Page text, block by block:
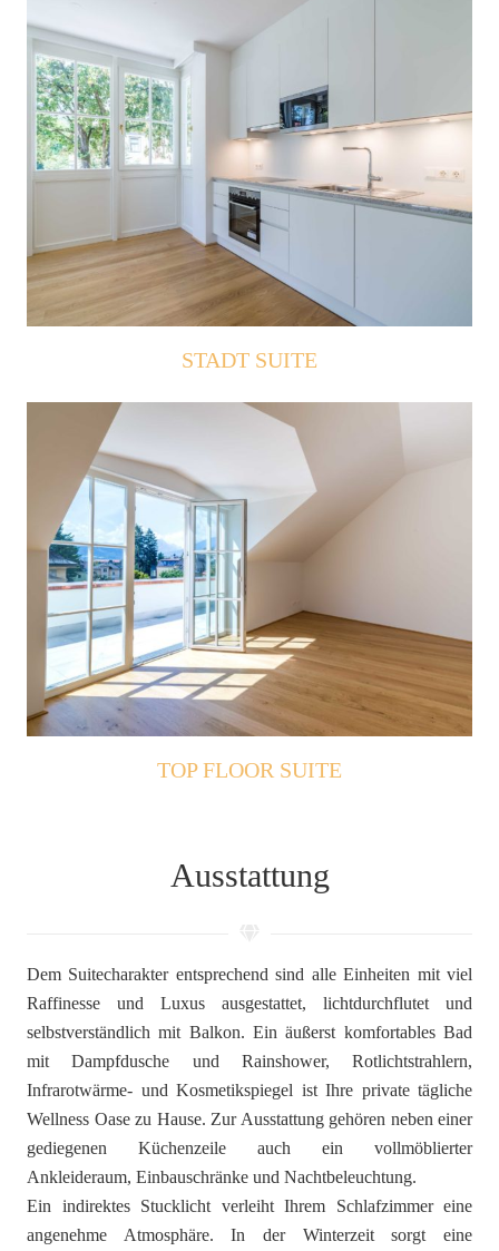
STADT SUITE
TOP FLOOR SUITE
Ausstattung
Dem Suitecharakter entsprechend sind alle Einheiten mit viel
Raffinesse und Luxus ausgestattet, lichtdurchflutet und
selbstverständlich mit Balkon. Ein äußerst komfortables Bad
mit Dampfdusche und Rainshower, Rotlichtstrahlern,
Infrarotwärme- und Kosmetikspiegel ist Ihre private tägliche
Wellness Oase zu Hause. Zur Ausstattung gehören neben einer
gediegenen Küchenzeile auch ein vollmöblierter
Ankleideraum, Einbauschränke und Nachtbeleuchtung.
Ein indirektes Stucklicht verleiht Ihrem Schlafzimmer eine
angenehme Atmosphäre. In der Winterzeit sorgt eine